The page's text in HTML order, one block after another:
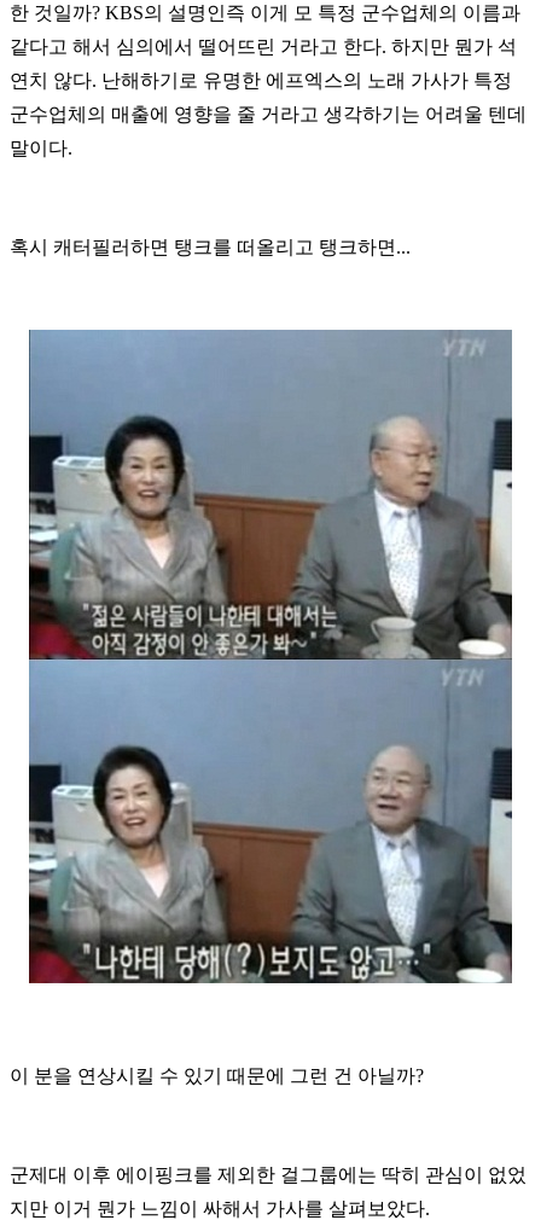
한 것일까? KBS의 설명인즉 이게 모 특정 군수업체의 이름과
같다고 해서 심의에서 떨어뜨린 거라고 한다. 하지만 뭔가 석
연치 않다. 난해하기로 유명한 에프엑스의 노래 가사가 특정
군수업체의 매출에 영향을 줄 거라고 생각하기는 어려울 텐데
말이다.
혹시 캐터필러하면 탱크를 떠올리고 탱크하면...
이 분을 연상시킬 수 있기 때문에 그런 건 아닐까?
군제대 이후 에이핑크를 제외한 걸그룹에는 딱히 관심이 없었
지만 이거 뭔가 느낌이 싸해서 가사를 살펴보았다.